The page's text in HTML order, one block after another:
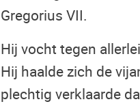
Gregorius VII.
Hij vocht tegen
Hij haalde zich de
plechtig verklaarde